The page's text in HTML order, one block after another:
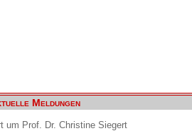
Meldungen
um Prof. Dr. Christine Siegert